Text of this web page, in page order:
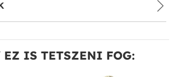
EZ IS TETSZENI FOG: